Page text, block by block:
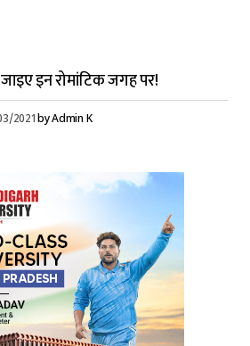
इन रोमांटिक जगह पर!
2021byAdmin K